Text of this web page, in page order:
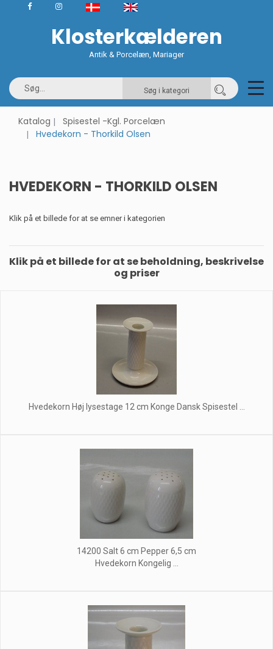
Klosterkælderen
Antik & Porcelæn, Mariager
Søg i kategori
Katalog
Spisestel -Kgl. Porcelæn
Hvedekorn - Thorkild Olsen
HVEDEKORN - THORKILD OLSEN
Klik på et billede for at se emner i kategorien
Klik på et billede for at se beholdning, beskrivelse
og priser
Hvedekorn Høj lysestage 12 cm Konge Dansk Spisestel ...
14200 Salt 6 cm Pepper 6,5 cm
Hvedekorn Kongelig ...